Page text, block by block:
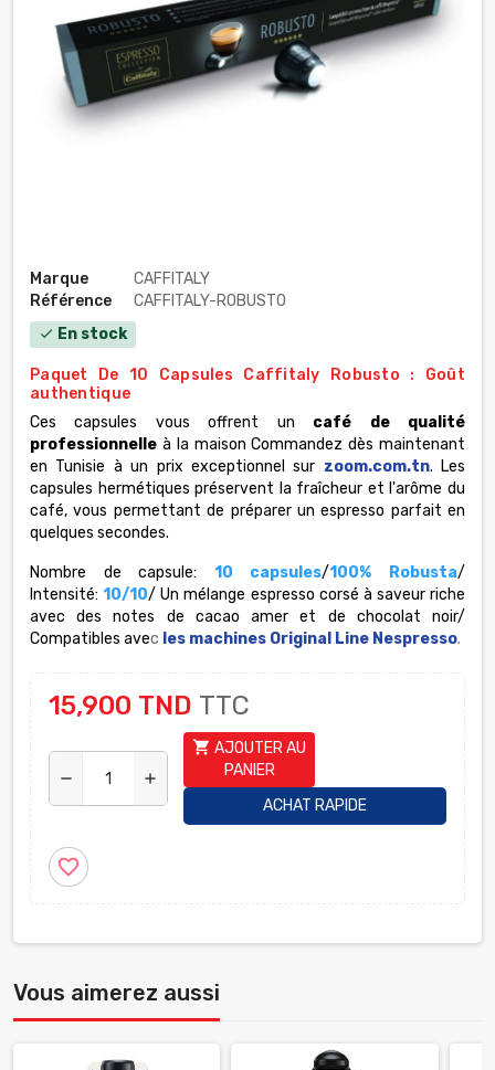
Marque
CAFFITALY
Référence
CAFFITALY-ROBUSTO
check En stock
Paquet De 10 Capsules Caffitaly Robusto : Goût
authentique
Ces capsules vous offrent un café de qualité
professionnelle à la maison Commandez dès maintenant
en Tunisie à un prix exceptionnel sur zoom.com.tn. Les
capsules hermétiques préservent la fraîcheur et l'arôme du
café, vous permettant de préparer un espresso parfait en
quelques secondes.
Nombre de capsule: 10 capsules/100% Robusta/
Intensité:10/10/ Un mélange espresso corsé à saveur riche
avec des notes de cacao amer et de chocolat noir/
Compatibles avec les machines Original Line Nespresso.
15,900 TND TTC
remove add
shopping_cart AJOUTER AU
PANIER
ACHAT RAPIDE
favorite_border
Vous aimerez aussi